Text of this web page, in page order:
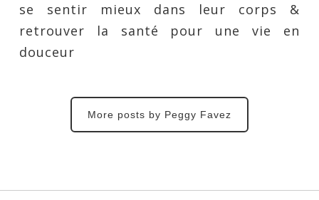
se sentir mieux dans leur corps &
retrouver la santé pour une vie en
douceur
More posts by Peggy Favez